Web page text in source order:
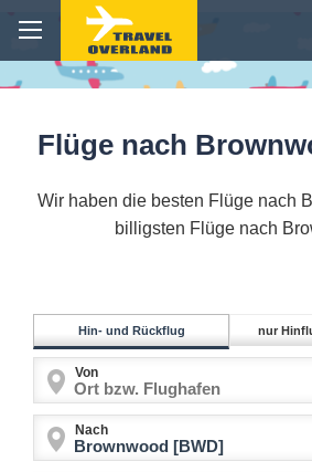
Flüge nach
Wir haben die besten Flüge nach
billigsten Flüge nach
Hin- und Rückflug nur
Von
Nach